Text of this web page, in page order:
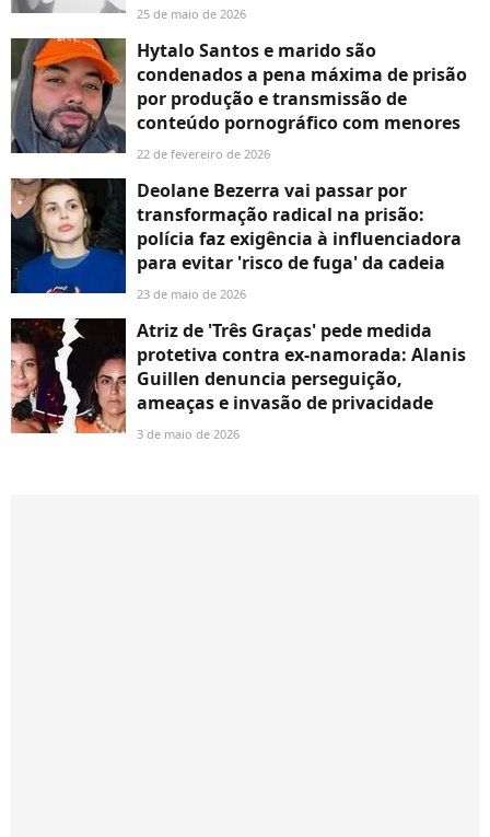
25 de maio de 2026
Hytalo Santos e marido são
condenados a pena máxima de prisão
por produção e transmissão de
conteúdo pornográfico com menores
22 de fevereiro de 2026
Deolane Bezerra vai passar por
transformação radical na prisão:
polícia faz exigência à influenciadora
para evitar 'risco de fuga' da cadeia
23 de maio de 2026
Atriz de 'Três Graças' pede medida
protetiva contra ex-namorada: Alanis
Guillen denuncia perseguição,
ameaças e invasão de privacidade
3 de maio de 2026